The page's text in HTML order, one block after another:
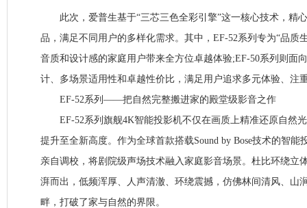
此次，爱普生基于“三芯三色全彩引擎”这一核心技术，精
品，满足不同用户的多样化需求。其中，EF-52系列专为“品质
音质和设计感的家庭用户带来全方位卓越体验;EF-50系列则面
计、多场景适用性和卓越性价比，满足用户追求多元体验、注
EF-52系列——把自然完整搬进家的殿堂级影音之作
EF-52系列旗舰4K智能投影机不仅在画质上精准还原自然
提升至全新高度。作为全球首款搭载Sound by Bose技术的智能
亲自调校，将剧院级声场技术融入家庭影音场景。杜比环绕立
湃而出，低频浑厚、人声清澈、环绕震撼，仿佛林间清风、山
畔，打破了家与自然的界限。